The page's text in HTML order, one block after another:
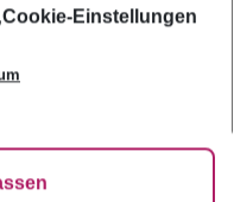
Einstellungen